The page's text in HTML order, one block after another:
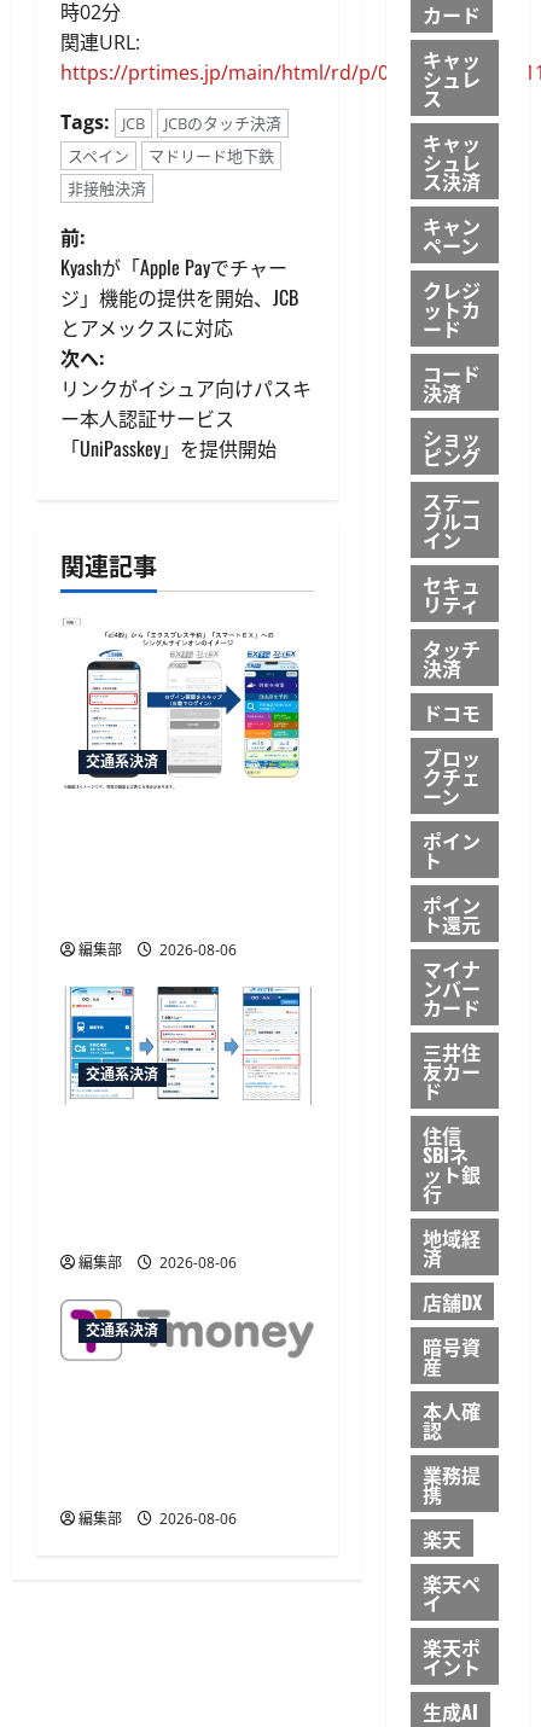
時02分
関連URL:
https://prtimes.jp/main/html/rd/p/
Tags:
JCB
JCBのタッチ決済
スペイン
マドリード地下鉄
非接触決済
投
稿
ナ
ビ
ゲ
シ
ョ
ン
前:
Kyashが「Apple Payでチャー
ジ」機能の提供を開始、JCB
とアメックスに対応
次へ:
リンクがイシュア向けパスキ
ー本人認証サービス
「UniPasskey」を提供開始
関連記事
交通系決済
編集部 2026-08-06
交通系決済
編集部 2026-08-06
交通系決済
編集部 2026-08-06
カード
キャッ
シュレ
ス
キャッ
シュレ
ス決済
キャン
ペーン
クレジ
ットカ
ード
コード
決済
ショッ
ピング
ステー
ブルコ
イン
セキュ
リティ
タッチ
決済
ドコモ
ブロッ
クチェ
ーン
ポイン
ト
ポイン
ト還元
マイナ
ンバー
カード
三井住
友カー
ド
住信
SBIネ
ット銀
行
地域経
済
店舗DX
暗号資
産
本人確
認
業務提
携
楽天
楽天ペ
イ
楽天ポ
イント
生成AI